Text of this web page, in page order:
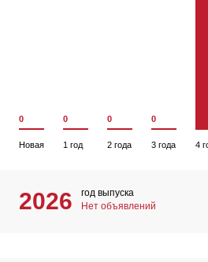
0
Новая
0
1 год
0
2 года
0
3 года 4
2026
год выпуска
Нет объявлений